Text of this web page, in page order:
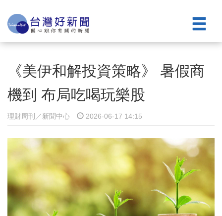
《美伊和解投資策略》 暑假商
機到 布局吃喝玩樂股
理財周刊／新聞中心 2026-06-17 14:15